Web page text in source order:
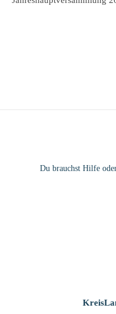
Du brauchst Hilfe